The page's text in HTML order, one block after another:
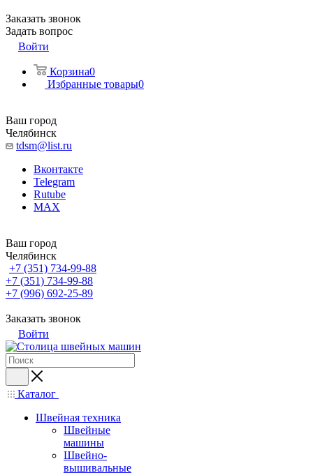
Заказать звонок
Задать вопрос
Войти
Корзина0
Избранные товары0
Ваш город
Челябинск
tdsm@list.ru
Вконтакте
Telegram
Rutube
MAX
Ваш город
Челябинск
+7 (351) 734-99-88
+7 (351) 734-99-88
+7 (996) 692-25-89
Заказать звонок
Войти
Каталог
Швейная техника
Швейные
машины
Швейно-
вышивальные